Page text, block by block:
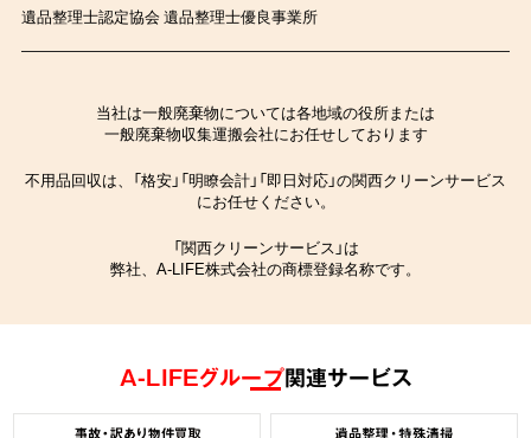
遺品整理士認定協会 遺品整理士優良事業所
当社は一般廃棄物については各地域の役所または
一般廃棄物収集運搬会社にお任せしております
不用品回収は、「格安」「明瞭会計」「即日対応」の関西クリーンサービス
にお任せください。
「関西クリーンサービス」は
弊社、A-LIFE株式会社の商標登録名称です。
A-LIFEグループ関連サービス